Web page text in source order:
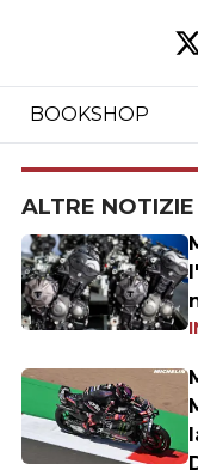
BOOKSHOP
ALTRE NOTIZIE